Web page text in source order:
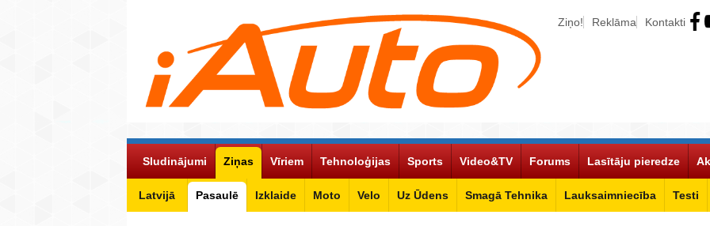
Ziņo! Reklāma Kontakti
Sludinājumi Ziņas
Latvijā Pasaulē Izklaide Moto Velo Uz Ūdens Smagā Tehnika Lauksaimniecība Testi
Vīriem Tehnoloģijas Sports Video&TV Forums Lasītāju pieredze